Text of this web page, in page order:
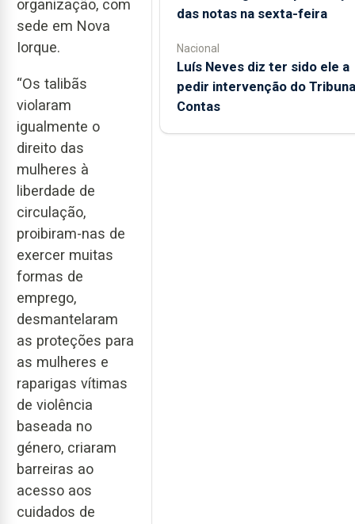
organização, com
sede em Nova
Iorque.
“Os talibãs
violaram
igualmente o
direito das
mulheres à
liberdade de
circulação,
proibiram-nas de
exercer muitas
formas de
emprego,
desmantelaram
as proteções para
as mulheres e
raparigas vítimas
de violência
baseada no
género, criaram
barreiras ao
acesso aos
cuidados de
das notas na sexta-feira
Nacional
Luís Neves diz ter sido ele a
pedir intervenção do
Contas